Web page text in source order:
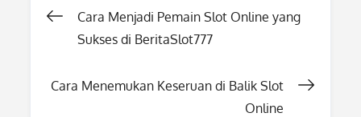
Post
Cara Menjadi Pemain Slot Online yang
Sukses di BeritaSlot777
Cara Menemukan Keseruan di Balik Slot
Online